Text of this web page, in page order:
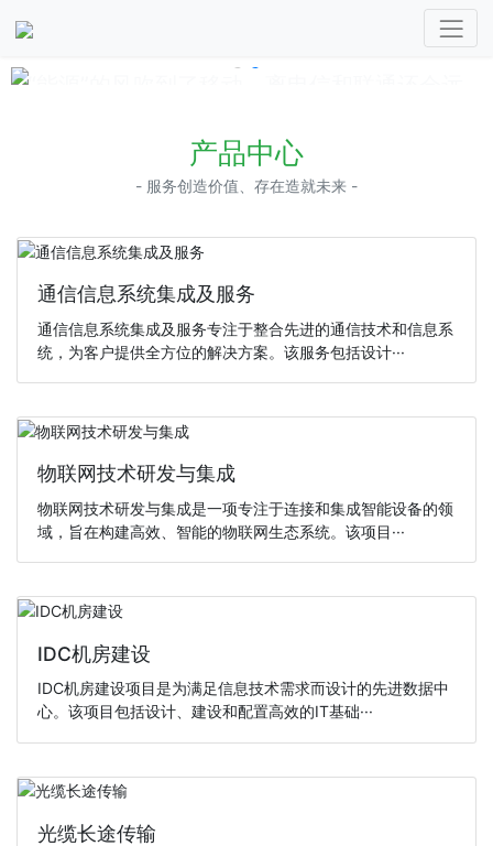
“能源”的风吹到了移动，离电信和联通还会远
“能源”的风吹到了移动，离电信和联通还会远吗？
产品中心
- 服务创造价值、存在造就未来 -
通信信息系统集成及服务
通信信息系统集成及服务专注于整合先进的通信技术和信息系
统，为客户提供全方位的解决方案。该服务包括设计···
物联网技术研发与集成
物联网技术研发与集成是一项专注于连接和集成智能设备的领
域，旨在构建高效、智能的物联网生态系统。该项目···
IDC机房建设
IDC机房建设项目是为满足信息技术需求而设计的先进数据中
心。该项目包括设计、建设和配置高效的IT基础···
光缆长途传输